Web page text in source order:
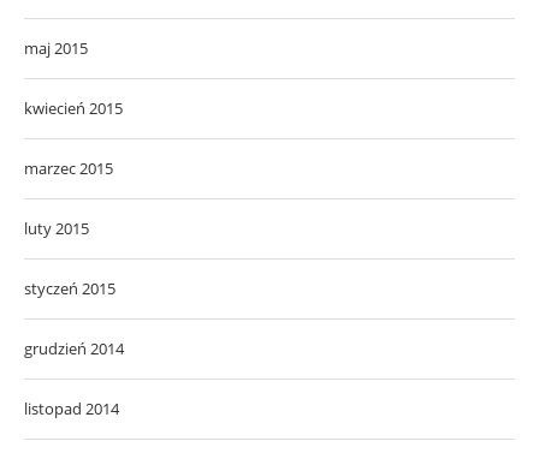
maj 2015
kwiecień 2015
marzec 2015
luty 2015
styczeń 2015
grudzień 2014
listopad 2014